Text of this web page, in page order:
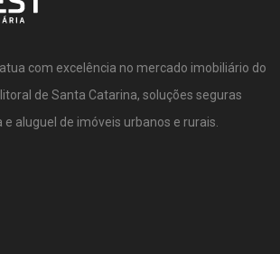
com excelência no mercado imobiliário do
de Santa Catarina, soluções seguras
aluguel de imóveis urbanos e rurais.